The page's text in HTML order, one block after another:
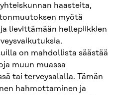
haasteita,
myötä
lievittämään hellepiikkien
on mahdollista säästää
muun muassa
tai terveysalalla. Tämän
hahmottaminen ja